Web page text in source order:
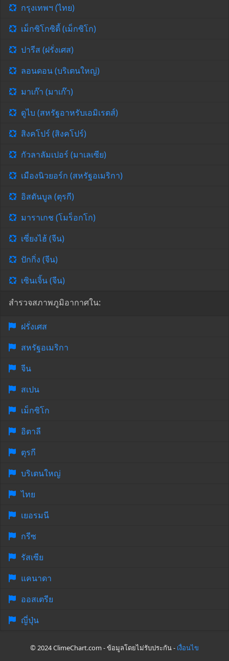
กรุงเทพฯ (ไทย)
เม็กซิโกซิตี้ (เม็กซิโก)
ปารีส (ฝรั่งเศส)
ลอนดอน (บริเตนใหญ่)
มาเก๊า (มาเก๊า)
ดูไบ (สหรัฐอาหรับเอมิเรตส์)
สิงคโปร์ (สิงคโปร์)
กัวลาลัมเปอร์ (มาเลเซีย)
เมืองนิวยอร์ก (สหรัฐอเมริกา)
อิสตันบูล (ตุรกี)
มาราเกช (โมร็อกโก)
เซี่ยงไฮ้ (จีน)
ปักกิ่ง (จีน)
เซินเจิ้น (จีน)
สำรวจสภาพภูมิอากาศใน:
ฝรั่งเศส
สหรัฐอเมริกา
จีน
สเปน
เม็กซิโก
อิตาลี
ตุรกี
บริเตนใหญ่
ไทย
เยอรมนี
กรีซ
รัสเซีย
แคนาดา
ออสเตรีย
ญี่ปุ่น
© 2024 ClimeChart.com - ข้อมูลโดยไม่รับประกัน - เงื่อนไข